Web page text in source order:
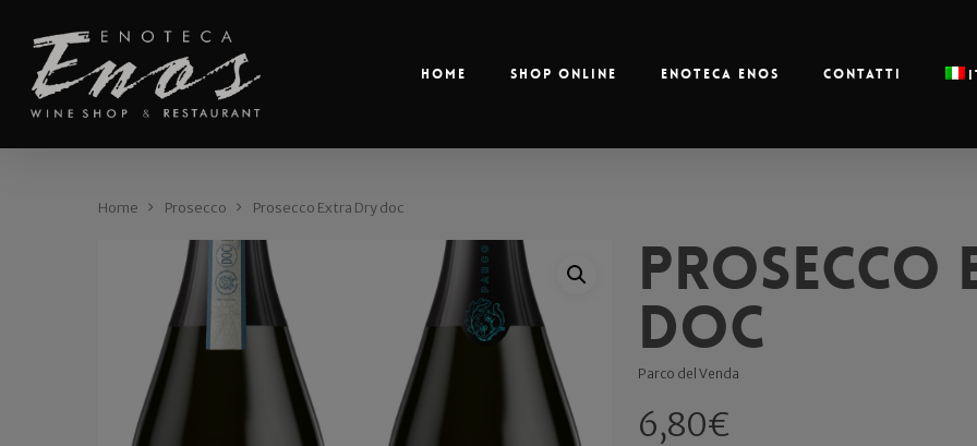
Home Shop online Enoteca Enos Contatti
Home Prosecco Prosecco Extra Dry doc
Prosecco
doc
Parco del Venda
6,80€